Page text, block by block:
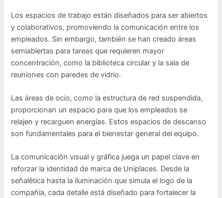
Los espacios de trabajo están diseñados para ser abiertos
y colaborativos, promoviendo la comunicación entre los
empleados. Sin embargo, también se han creado áreas
semiabiertas para tareas que requieren mayor
concentración, como la biblioteca circular y la sala de
reuniones con paredes de vidrio.
Las áreas de ocio, como la estructura de red suspendida,
proporcionan un espacio para que los empleados se
relajen y recarguen energías. Estos espacios de descanso
son fundamentales para el bienestar general del equipo.
La comunicación visual y gráfica juega un papel clave en
reforzar la identidad de marca de Uniplaces. Desde la
señalética hasta la iluminación que simula el logo de la
compañía, cada detalle está diseñado para fortalecer la